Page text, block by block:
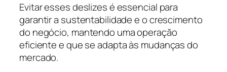
Evitar esses deslizes é essencial para
garantir a sustentabilidade e o crescimento
do negócio, mantendo uma operação
eficiente e que se adapta às mudanças do
mercado.